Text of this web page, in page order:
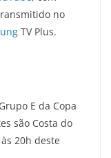
no
TV Plus.
E da Copa
são Costa do
20h deste